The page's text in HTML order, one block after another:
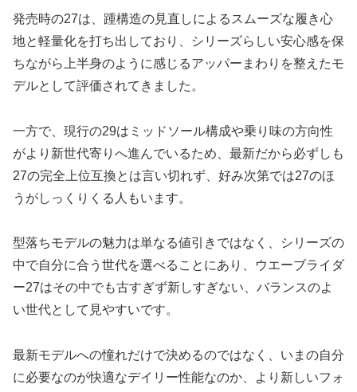
発売時の27は、踵構造の見直しによるスムーズな履き心
地と軽量化を打ち出しており、シリーズらしい安心感を保
ちながら上半身のように感じるアッパーまわりを整えたモ
デルとして評価されてきました。
一方で、現行の29はミッドソール構成や乗り味の方向性
がより新世代寄りへ進んでいるため、最新だから必ずしも
27の完全上位互換とは言い切れず、好み次第では27のほ
うがしっくりくる人もいます。
型落ちモデルの魅力は単なる値引きではなく、シリーズの
中で自分に合う世代を選べることにあり、ウエーブライダ
ー27はその中でも古すぎず新しすぎない、バランスのよ
い世代として見やすいです。
最新モデルへの憧れだけで決めるのではなく、いまの自分
に必要なのが快適なデイリー性能なのか、より新しいフォ